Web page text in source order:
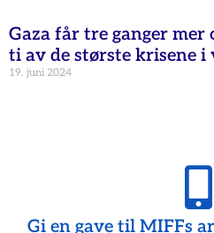
Gaza får tre ganger
ti av de største krisene i
19. juni 2024
Gi en gave til MIFFs